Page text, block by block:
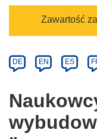
Category
Zawartość
Article
available
the
following
languages:
DE EN ES